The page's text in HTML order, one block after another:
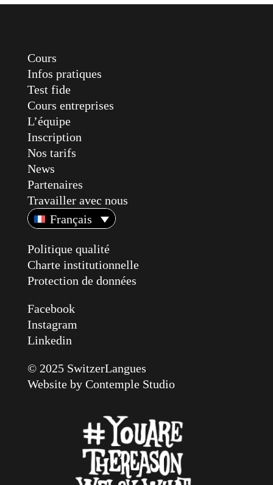
Cours
Infos pratiques
Test fide
Cours entreprises
L’équipe
Inscription
Nos tarifs
News
Partenaires
Travailler avec nous
Français
Politique qualité
Charte institutionnelle
Protection de données
Facebook
Instagram
Linkedin
© 2025 SwitzerLangues
Website by Contemple Studio